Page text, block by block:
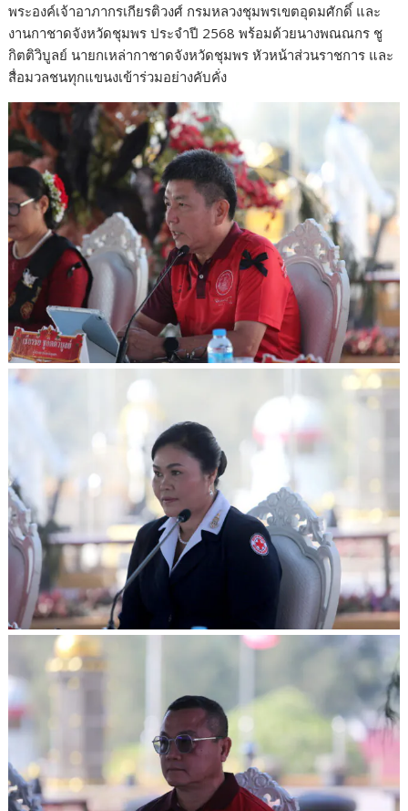
พระองค์เจ้าอาภากรเกียรติวงศ์ กรมหลวงชุมพรเขตอุดมศักดิ์ และ
งานกาชาดจังหวัดชุมพร ประจำปี 2568 พร้อมด้วยนางพณณกร ชู
กิตติวิบูลย์ นายกเหล่ากาชาดจังหวัดชุมพร หัวหน้าส่วนราชการ และ
สื่อมวลชนทุกแขนงเข้าร่วมอย่างคับคั่ง